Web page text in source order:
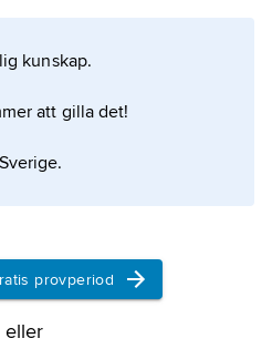
kunskap.
att gilla det!
provperiod
eller